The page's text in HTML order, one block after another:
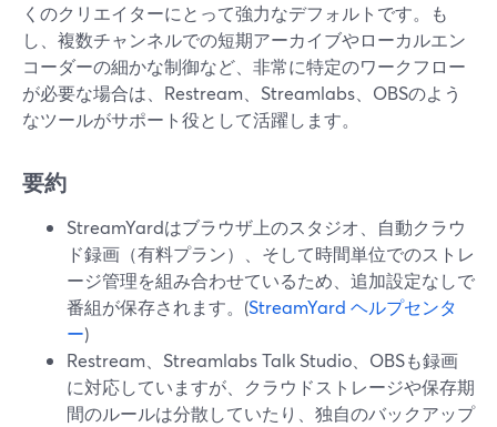
くのクリエイターにとって強力なデフォルトです。も
し、複数チャンネルでの短期アーカイブやローカルエン
コーダーの細かな制御など、非常に特定のワークフロー
が必要な場合は、Restream、Streamlabs、OBSのよう
なツールがサポート役として活躍します。
要約
StreamYardはブラウザ上のスタジオ、自動クラウ
ド録画（有料プラン）、そして時間単位でのストレ
ージ管理を組み合わせているため、追加設定なしで
番組が保存されます。(StreamYard ヘルプセンタ
ー)
Restream、Streamlabs Talk Studio、OBSも録画
に対応していますが、クラウドストレージや保存期
間のルールは分散していたり、独自のバックアップ